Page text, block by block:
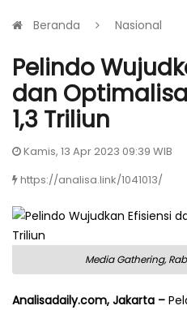
Beranda Nasional
Pelindo
dan
1,3 Triliun
Kamis, 13 Apr 2023 09:39 WIB
https://analisa.link/1041013/
Media Gathering,
Analisadaily.com, Jakarta –